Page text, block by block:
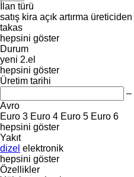
İlan türü
satış kira açık artırma üreticiden
takas
hepsini göster
Durum
yeni 2.el
hepsini göster
Üretim tarihi
–
Avro
Euro 3 Euro 4 Euro 5 Euro 6
hepsini göster
Yakıt
dizel elektronik
hepsini göster
Özellikler